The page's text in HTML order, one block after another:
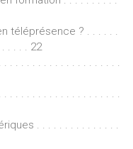
téléprésence ? . . . . . .
. . . . 22
. . . . . . . . . . . . . . . . . . . .
. . . . . . . . . . . . . . . . . . . .
. . . . . . . . . . . . . . .